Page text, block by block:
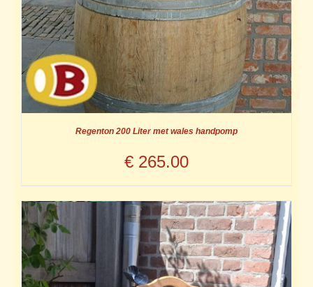
Regenton 200 Liter met wales handpomp
€ 265.00